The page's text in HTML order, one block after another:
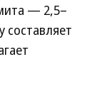
— 2,5–
составляет